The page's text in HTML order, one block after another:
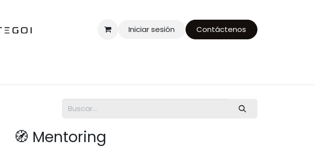
Iniciar sesión Contáctenos
🧭 Mentoring